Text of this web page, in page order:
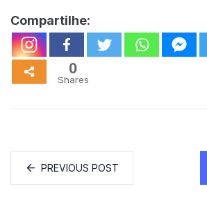
Compartilhe:
0
Shares
PREVIOUS POST